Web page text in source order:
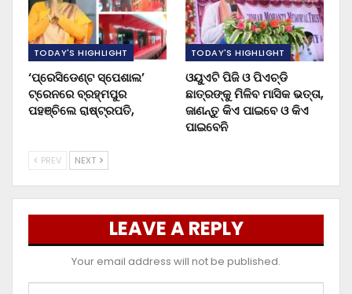
TODAY'S HIGHLIGHT
‘ପ୍ରେସିଡେଣ୍ଟ ସ୍ପେଶାଲ’
ଟ୍ରେନରେ ବ୍ରହ୍ମପୁର
ପହଞ୍ଚିଲେ ରାଷ୍ଟ୍ରପତି,
TODAY'S HIGHLIGHT
ଓୟୁଏଟି ପିଜି ଓ ପିଏଚ୍‌ଡି
ଛାତ୍ରଙ୍କୁ ମିଳିବ ମାସିକ ଭତ୍ତା,
ଜାଣନ୍ତୁ କିଏ ପାଇବେ ଓ କିଏ
ପାଇବେନି
PREV NEXT
LEAVE A REPLY
Your email address will not be published.